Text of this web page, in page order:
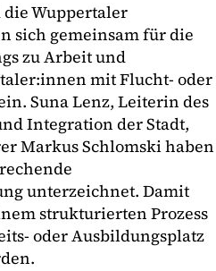
die Wuppertaler
sich gemeinsam für die
zu Arbeit und
mit Flucht- oder
Suna Lenz, Leiterin des
Integration der Stadt,
Markus Schlomski haben
unterzeichnet. Damit
strukturierten Prozess
oder Ausbildungsplatz